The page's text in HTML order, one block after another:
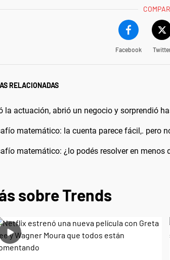
Facebook
RELACIONADAS
la actuación, abrió un negocio y sorprendió
matemático: la cuenta parece fácil,. pero
matemático: ¿lo podés resolver en menos
sobre Trends